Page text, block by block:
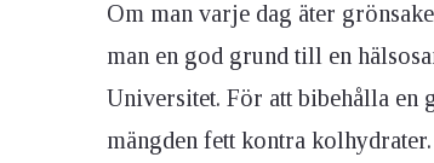
Ögon & Öron
Övervikt
Om man varje dag äter
man en god grund till en
Universitet. För att bibehålla en
mängden fett kontra kolhydrater.